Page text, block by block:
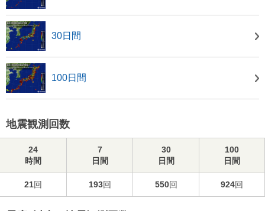
30日間
100日間
地震観測回数
24
時間
7
日間
30
日間
100
日間
21回 193回 550回 924回